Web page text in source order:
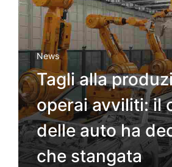
News
Tagli alla
operai avviliti: il
delle auto ha
che stangata